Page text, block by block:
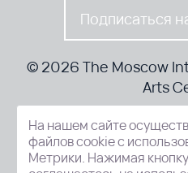
Подписаться
© 2026 The Moscow
Arts
52-8, Kosmodamianskaya
На нашем сайте
файлов cookie с
Метрики. Нажимая